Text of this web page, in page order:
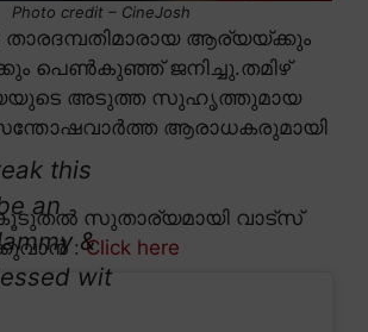
Photo credit – CineJosh
താരദമ്പതിമാരായ ആര്യയ്ക്കും
പെൺകുഞ്ഞ് ജനിച്ചു.തമിഴ്
അടുത്ത സുഹൃത്തുമായ
ആരാധകരുമായി
സുതാര്യമായി വാട്സ്
:Click here
this
an
&
wit